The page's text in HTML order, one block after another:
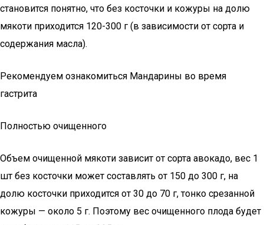
становится понятно, что без косточки и кожуры на долю
мякоти приходится 120-300 г (в зависимости от сорта и
содержания масла).
Рекомендуем ознакомиться Мандарины во время
гастрита
Полностью очищенного
Объем очищенной мякоти зависит от сорта авокадо, вес 1
шт без косточки может составлять от 150 до 300 г, на
долю косточки приходится от 30 до 70 г, тонко срезанной
кожуры — около 5 г. Поэтому вес очищенного плода будет